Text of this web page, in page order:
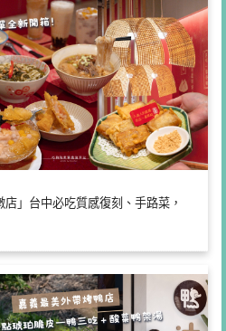
」台中必吃質感復刻、手路菜，